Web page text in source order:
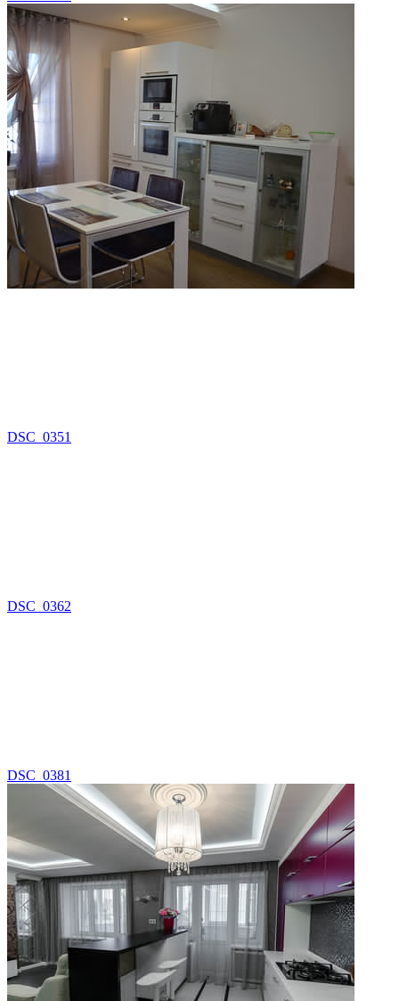
DSC_0351
DSC_0362
DSC_0381